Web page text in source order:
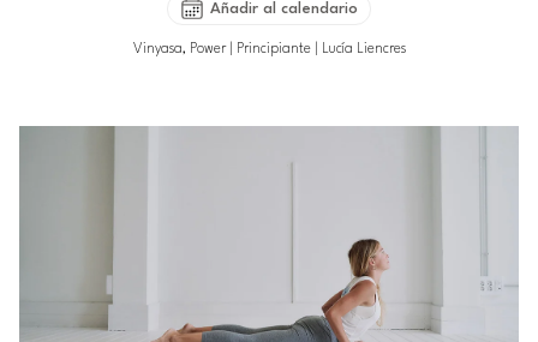
Añadir al calendario
Vinyasa, Power Principiante Lucía Liencres